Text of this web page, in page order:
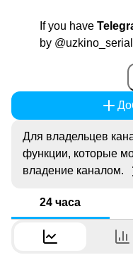
If you have
by @uzkino_serial
Для владельцев
функции, которые
владение каналом.
24 часа